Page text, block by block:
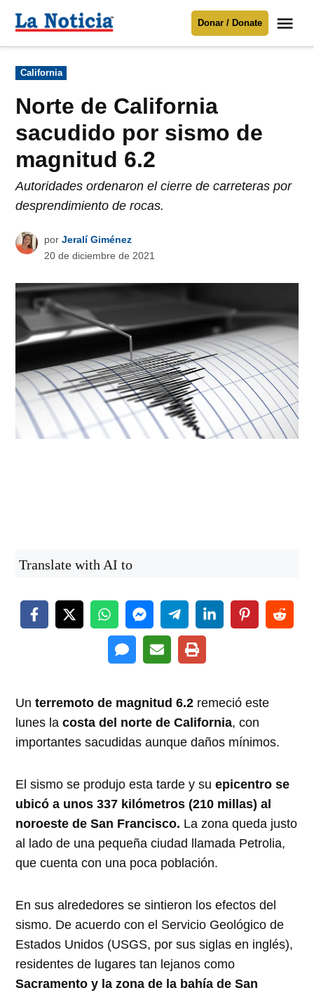
Para mantenerte informado necesitamos
Donar
contenido
Noticia
Donar / Donate
Publicado
en
California
Norte de California
sacudido por sismo de
magnitud 6.2
Autoridades ordenaron el cierre de carreteras por
desprendimiento de rocas.
por Jeralí Giménez
20 de diciembre de 2021
Translate with AI to
Unterremoto de magnitud 6.2 remeció este
lunes lacosta del norte de California, con
importantes sacudidas aunque daños mínimos.
El sismo se produjo esta tarde y suepicentro se
ubicó a unos 337 kilómetros (210 millas) al
noroeste de San Francisco. La zona queda justo
al lado de una pequeña ciudad llamada Petrolia,
que cuenta con una poca población.
En sus alrededores se sintieron los efectos del
sismo. De acuerdo con el Servicio Geológico de
Estados Unidos (USGS, por sus siglas en inglés),
residentes de lugares tan lejanos como
Sacramento y la zona de la bahía de San